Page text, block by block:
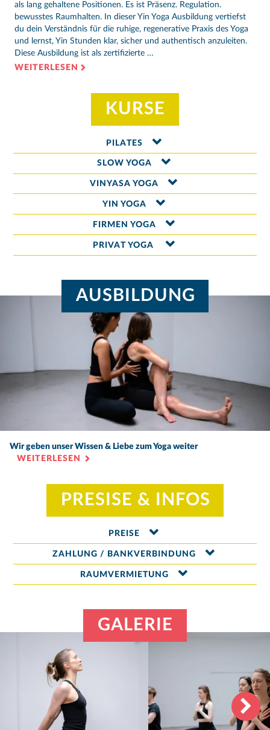
als lang gehaltene Positionen. Es ist Präsenz. Regulation.
bewusstes Raumhalten. In dieser Yin Yoga Ausbildung vertiefst
du dein Verständnis für die ruhige, regenerative Praxis des Yoga
und lernst, Yin Stunden klar, sicher und authentisch anzuleiten.
Diese Ausbildung ist als zertifizierte …
WEITERLESEN
KURSE
PILATES
SLOW YOGA
VINYASA YOGA
YIN YOGA
FIRMEN YOGA
PRIVAT YOGA
AUSBILDUNG
Wir geben unser Wissen & Liebe zum Yoga weiter
WEITERLESEN
PRESISE & INFOS
PREISE
ZAHLUNG / BANKVERBINDUNG
RAUMVERMIETUNG
GALERIE